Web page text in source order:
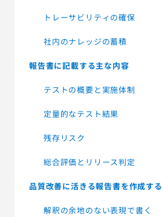
トレーサビリティの確保
社内のナレッジの蓄積
報告書に記載する主な内容
テストの概要と実施体制
定量的なテスト結果
残存リスク
総合評価とリリース判定
品質改善に活きる報告書を作成す
解釈の余地のない表現で書く